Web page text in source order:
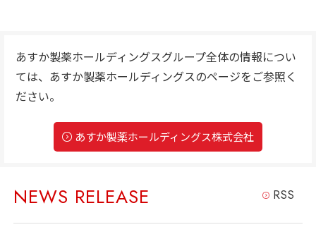
あすか製薬ホールディングスグループ全体の情報につい
ては、 あすか製薬ホールディングスのページをご参照く
ださい。
あすか製薬ホールディングス株式会社
NEWS RELEASE RSS